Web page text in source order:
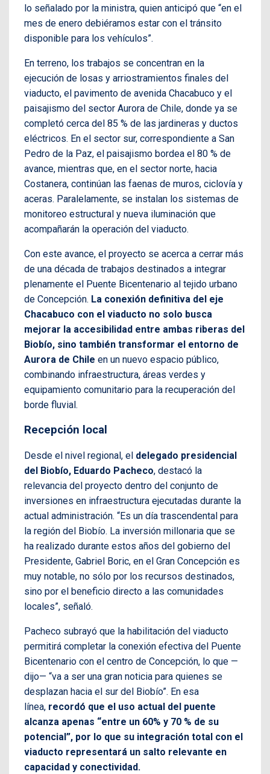
lo señalado por la ministra, quien anticipó que “en el
mes de enero debiéramos estar con el tránsito
disponible para los vehículos”.
En terreno, los trabajos se concentran en la
ejecución de losas y arriostramientos finales del
viaducto, el pavimento de avenida Chacabuco y el
paisajismo del sector Aurora de Chile, donde ya se
completó cerca del 85 % de las jardineras y ductos
eléctricos. En el sector sur, correspondiente a San
Pedro de la Paz, el paisajismo bordea el 80 % de
avance, mientras que, en el sector norte, hacia
Costanera, continúan las faenas de muros, ciclovía y
aceras. Paralelamente, se instalan los sistemas de
monitoreo estructural y nueva iluminación que
acompañarán la operación del viaducto.
Con este avance, el proyecto se acerca a cerrar más
de una década de trabajos destinados a integrar
plenamente el Puente Bicentenario al tejido urbano
de Concepción. La conexión definitiva del eje
Chacabuco con el viaducto no solo busca
mejorar la accesibilidad entre ambas riberas del
Biobío, sino también transformar el entorno de
Aurora de Chile en un nuevo espacio público,
combinando infraestructura, áreas verdes y
equipamiento comunitario para la recuperación del
borde fluvial.
Recepción local
Desde el nivel regional, el delegado presidencial
del Biobío, Eduardo Pacheco, destacó la
relevancia del proyecto dentro del conjunto de
inversiones en infraestructura ejecutadas durante la
actual administración. “Es un día trascendental para
la región del Biobío. La inversión millonaria que se
ha realizado durante estos años del gobierno del
Presidente, Gabriel Boric, en el Gran Concepción es
muy notable, no sólo por los recursos destinados,
sino por el beneficio directo a las comunidades
locales”, señaló.
Pacheco subrayó que la habilitación del viaducto
permitirá completar la conexión efectiva del Puente
Bicentenario con el centro de Concepción, lo que —
dijo— “va a ser una gran noticia para quienes se
desplazan hacia el sur del Biobío”. En esa
línea, recordó que el uso actual del puente
alcanza apenas “entre un 60% y 70 % de su
potencial”, por lo que su integración total con el
viaducto representará un salto relevante en
capacidad y conectividad.